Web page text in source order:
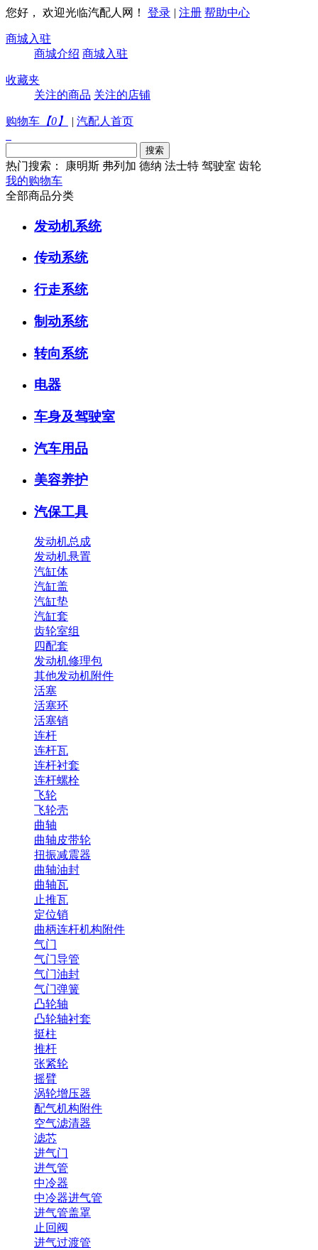
您好， 欢迎光临汽配人网！ 登录 | 注册 帮助中心
商城入驻
商城介绍 商城入驻
收藏夹
关注的商品 关注的店铺
购物车 【0 】 | 汽配人首页
热门搜索： 康明斯 弗列加 德纳 法士特 驾驶室 齿轮
我的购物车
全部商品分类
发动机系统
传动系统
行走系统
制动系统
转向系统
电器
车身及驾驶室
汽车用品
美容养护
汽保工具
发动机总成
发动机悬置
汽缸体
汽缸盖
汽缸垫
汽缸套
齿轮室组
四配套
发动机修理包
其他发动机附件
活塞
活塞环
活塞销
连杆
连杆瓦
连杆衬套
连杆螺栓
飞轮
飞轮壳
曲轴
曲轴皮带轮
扭振减震器
曲轴油封
曲轴瓦
止推瓦
定位销
曲柄连杆机构附件
气门
气门导管
气门油封
气门弹簧
凸轮轴
凸轮轴衬套
挺柱
推杆
张紧轮
摇臂
涡轮增压器
配气机构附件
空气滤清器
滤芯
进气门
进气管
中冷器
中冷器进气管
进气管盖罩
止回阀
进气过渡管